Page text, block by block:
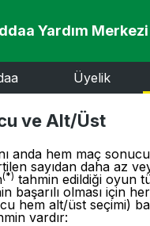
Yardım Merkezi
Üyelik
ve Alt/Üst
anda hem maç
sayıdan daha az
(*) tahmin edildiği oyun
başarılı olması için
hem alt/üst seçimi)
vardır: